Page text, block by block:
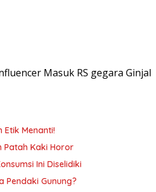
Masuk RS gegara Ginjal
Etik Menanti!
Patah Kaki Horor
Ini Diselidiki
Pendaki Gunung?